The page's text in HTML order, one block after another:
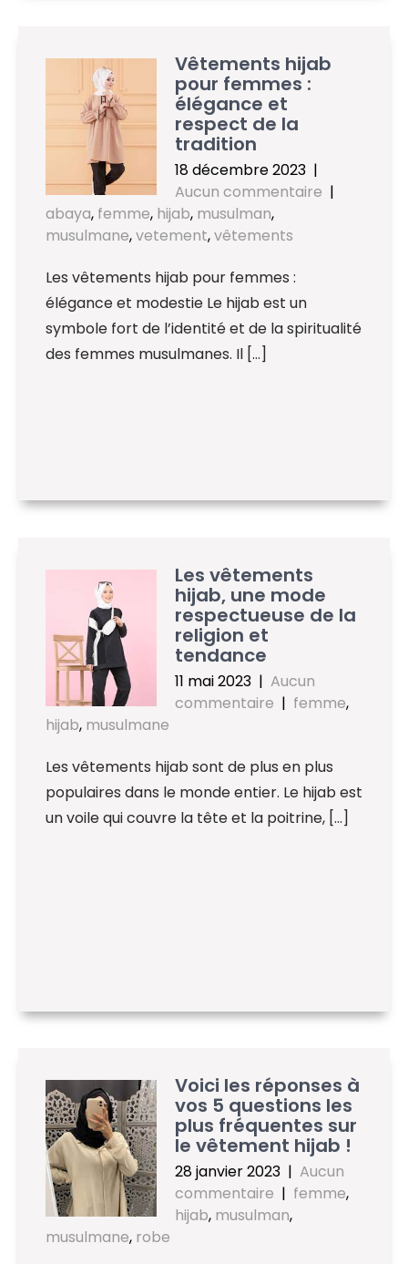
Vêtements hijab
pour femmes :
élégance et
respect de la
tradition
18 décembre 2023 |
Aucun commentaire |
abaya, femme, hijab, musulman,
musulmane,vetement,vêtements
Les vêtements hijab pour femmes :
élégance et modestie Le hijab est un
symbole fort de l’identité et de la spiritualité
des femmes musulmanes. Il […]
Les vêtements
hijab, une mode
respectueuse de la
religion et
tendance
11 mai 2023 | Aucun
commentaire | femme,
hijab, musulmane
Les vêtements hijab sont de plus en plus
populaires dans le monde entier. Le hijab est
un voile qui couvre la tête et la poitrine, […]
Voici les réponses à
vos 5 questions les
plus fréquentes sur
le vêtement hijab !
28 janvier 2023 | Aucun
commentaire | femme,
hijab, musulman,
musulmane, robe